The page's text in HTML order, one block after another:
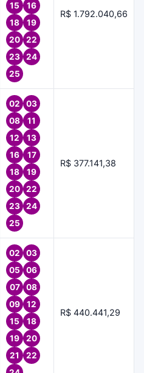
15
16
18
19
20
22
23
24
25
R$ 1.792.040,66
02
03
08
11
12
13
16
17
18
19
20
22
23
24
25
R$ 377.141,38
02
03
05
06
07
08
09
12
15
18
19
20
21
22
R$ 440.441,29